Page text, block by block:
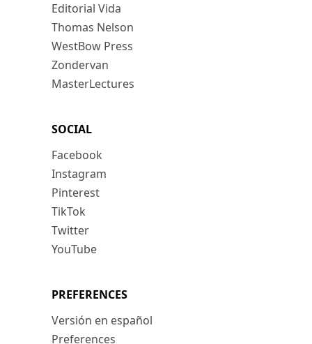
Editorial Vida
Thomas Nelson
WestBow Press
Zondervan
MasterLectures
SOCIAL
Facebook
Instagram
Pinterest
TikTok
Twitter
YouTube
PREFERENCES
Versión en español
Preferences